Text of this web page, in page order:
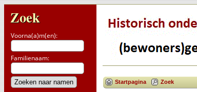
Zoek
Voorna(a)m(en):
Familienaam:
Startpagina Zoek